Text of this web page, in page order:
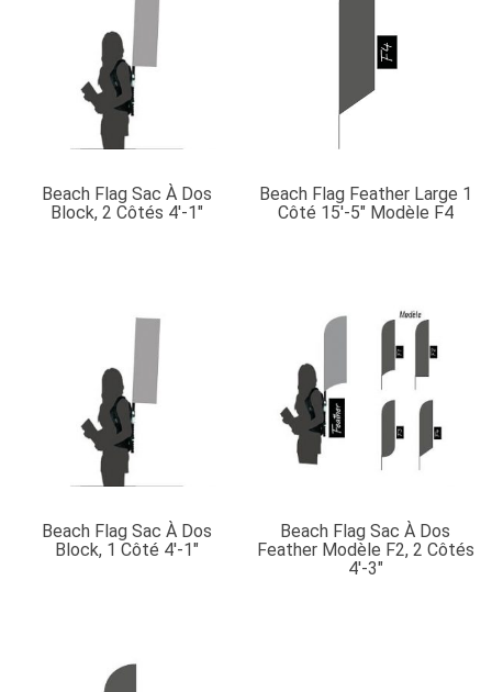
Beach Flag Sac À Dos
Block, 2 Côtés 4′-1″
Beach Flag Feather Large 1
Côté 15′-5″ Modèle F4
Beach Flag Sac À Dos
Block, 1 Côté 4′-1″
Beach Flag Sac À Dos
Feather Modèle F2, 2 Côtés
4′-3″